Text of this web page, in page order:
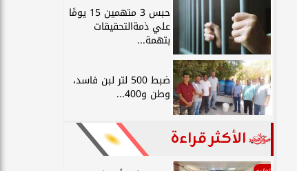
حبس 3 متهمين 15 يومًا
علي ذمةالتحقيقات
بتهمة...
ضبط 500 لتر لبن فاسد،
وطن و400...
الأكثر قراءة